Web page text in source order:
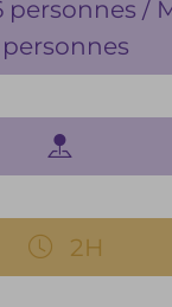
/
personnes
2H